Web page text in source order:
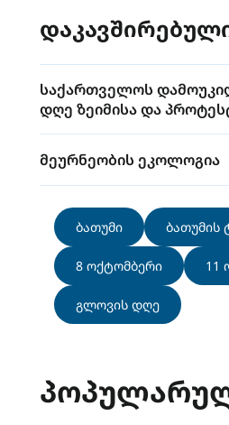
საქართველოს
დღე ზეიმისა და
მეურნეობის ეკოლოგია
ბათუმი ბათუმის
8 ოქტომბერი 11
გლოვის დღე